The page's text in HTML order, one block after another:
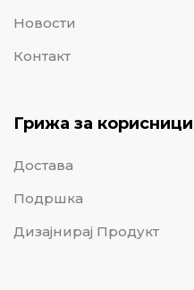
Новости
Контакт
Грижа за корисници
Достава
Подршка
Дизајнирај Продукт